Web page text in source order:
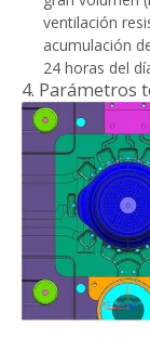
ventilación
acumulación
24 horas del
4. Parámetros